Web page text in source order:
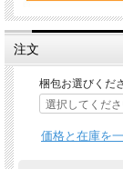
注文
梱包お選びくだ
価格と在庫を